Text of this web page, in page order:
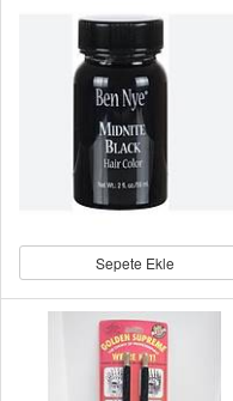
Sepete Ekle